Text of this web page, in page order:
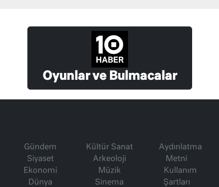
Oyunlar ve Bulmacalar
Gündem
Siyaset
Ekonomi
Dünya
Kültür Sanat
Arkeoloji
Müzik
Sinema
Aydınlatma
Metni
Kullanım
Şartları